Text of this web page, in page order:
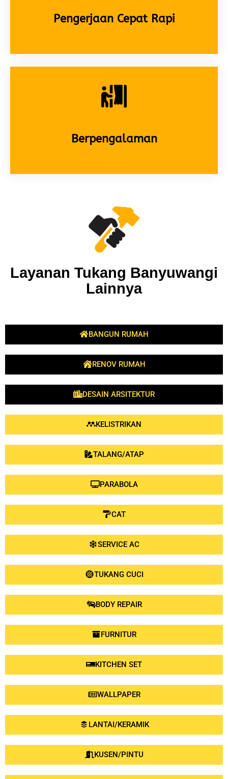
Pengerjaan Cepat Rapi
Berpengalaman
Layanan Tukang Banyuwangi
Lainnya
BANGUN RUMAH
RENOV RUMAH
DESAIN ARSITEKTUR
KELISTRIKAN
TALANG/ATAP
PARABOLA
CAT
SERVICE AC
TUKANG CUCI
BODY REPAIR
FURNITUR
KITCHEN SET
WALLPAPER
LANTAI/KERAMIK
KUSEN/PINTU